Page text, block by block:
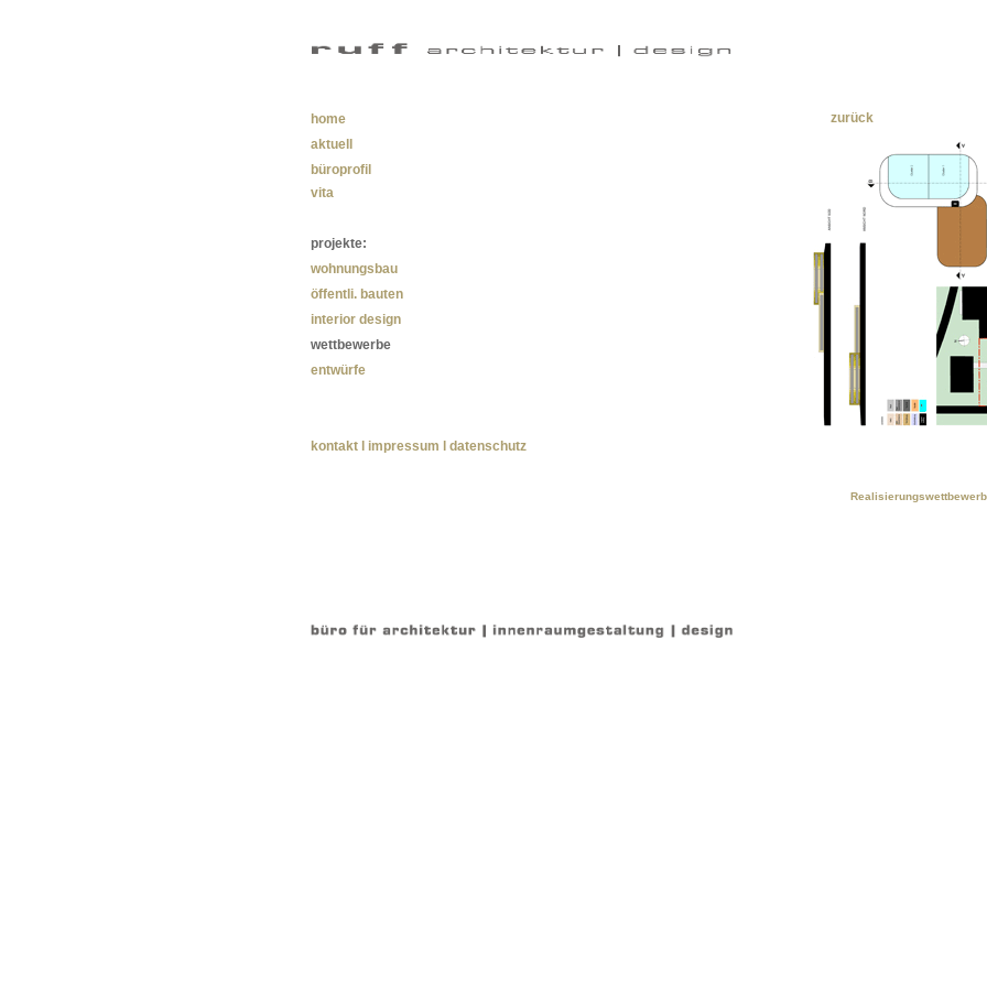
home
aktuell
büroprofil
vita
projekte:
wohnungsbau
öffentli. bauten
interior design
wettbewerbe
entwürfe
kontakt l impressum l datenschutz
zurück